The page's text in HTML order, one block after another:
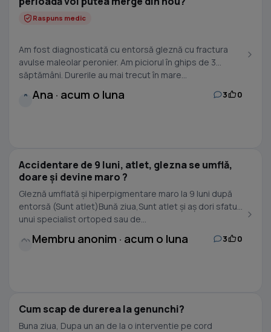
Raspuns medic
Am fost diagnosticată cu entorsă gleznă cu fractura
avulse maleolar peronier. Am piciorul în ghips de 3
săptămâni. Durerile au mai trecut în mare...
A Ana · acum o luna 3 0
Accidentare de 9 luni, atlet, glezna se umflă,
doare și devine maro ?
Gleznă umflată și hiperpigmentare maro la 9 luni după
entorsă (Sunt atlet)Bună ziua,Sunt atlet și aș dori sfatul
unui specialist ortoped sau de...
Membru anonim · acum o luna 3 0
Cum scap de durerea la genunchi?
Buna ziua, Dupa un an de la o interventie pe cord